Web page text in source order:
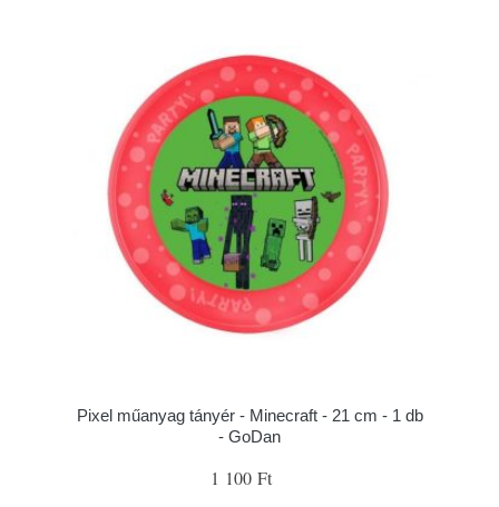
Pixel műanyag tányér - Minecraft - 21 cm - 1 db
- GoDan
1 100 Ft